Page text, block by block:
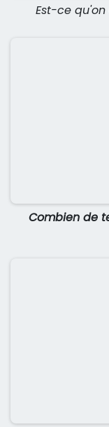
Est-ce qu'on
Combien de